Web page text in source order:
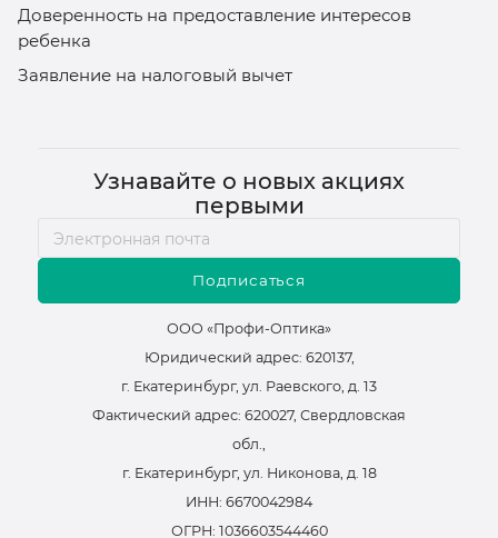
Доверенность на предоставление интересов
ребенка
Заявление на налоговый вычет
Узнавайте о новых акциях
первыми
Подписаться
ООО «Профи-Оптика»
Юридический адрес: 620137,
г. Екатеринбург, ул. Раевского, д. 13
Фактический адрес: 620027, Свердловская
обл.,
г. Екатеринбург, ул. Никонова, д. 18
ИНН: 6670042984
ОГРН: 1036603544460